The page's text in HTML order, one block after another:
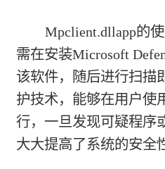
Mpclient.dllapp的
需在安装Microsoft
该软件，随后进行扫描
护技术，能够在用户使
行，一旦发现可疑程序
大大提高了系统的安全